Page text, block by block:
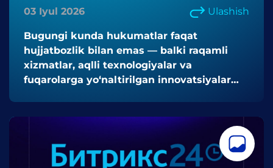
03 Iyul 2026 Ulashish
Bugungi kunda hukumatlar faqat
hujjatbozlik bilan emas — balki raqamli
xizmatlar, aqlli texnologiyalar va
fuqarolarga yo‘naltirilgan innovatsiyalar